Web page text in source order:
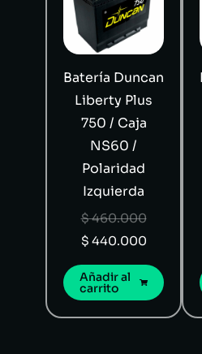
Batería Duncan
Liberty Plus
750 / Caja
NS60 /
Polaridad
Izquierda
$460.000
$ 440.000
Añadir al
carrito